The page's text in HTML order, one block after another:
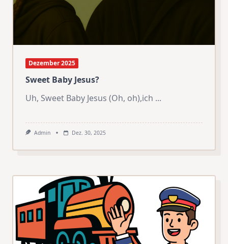
Dezember 2025
Sweet Baby Jesus?
Uh, Sweet Baby Jesus (Oh, oh),ich ...
Admin Dez. 30, 2025